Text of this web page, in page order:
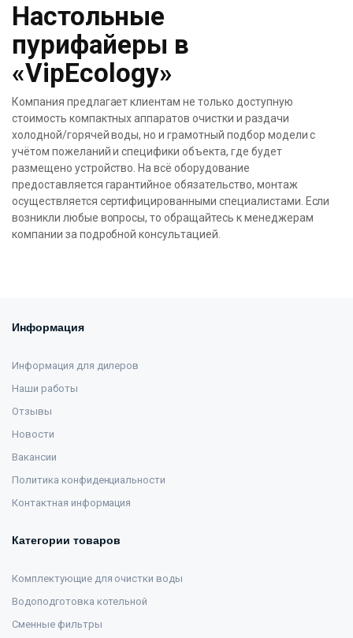
Настольные
пурифайеры в
«VipEcology»
Компания предлагает клиентам не только доступную
стоимость компактных аппаратов очистки и раздачи
холодной/горячей воды, но и грамотный подбор модели с
учётом пожеланий и специфики объекта, где будет
размещено устройство. На всё оборудование
предоставляется гарантийное обязательство, монтаж
осуществляется сертифицированными специалистами. Если
возникли любые вопросы, то обращайтесь к менеджерам
компании за подробной консультацией.
Информация
Информация для дилеров
Наши работы
Отзывы
Новости
Вакансии
Политика конфиденциальности
Контактная информация
Категории товаров
Комплектующие для очистки воды
Водоподготовка котельной
Сменные фильтры